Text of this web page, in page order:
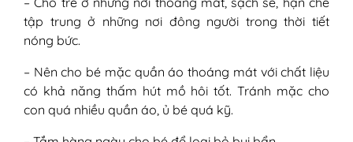
tập trung ở những nơi đông người trong thời tiết
nóng bức.
– Nên cho bé mặc quần áo thoáng mát với chất liệu
có khả năng thấm hút mồ hôi tốt. Tránh mặc cho
con quá nhiều quần áo, ủ bé quá kỹ.